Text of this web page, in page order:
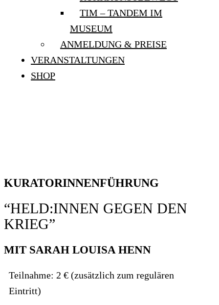
TIM – TANDEM IM
MUSEUM
ANMELDUNG & PREISE
VERANSTALTUNGEN
SHOP
KURATORINNENFÜHRUNG
“HELD:INNEN GEGEN DEN
KRIEG”
MIT SARAH LOUISA HENN
Teilnahme: 2 € (zusätzlich zum regulären
Eintritt)